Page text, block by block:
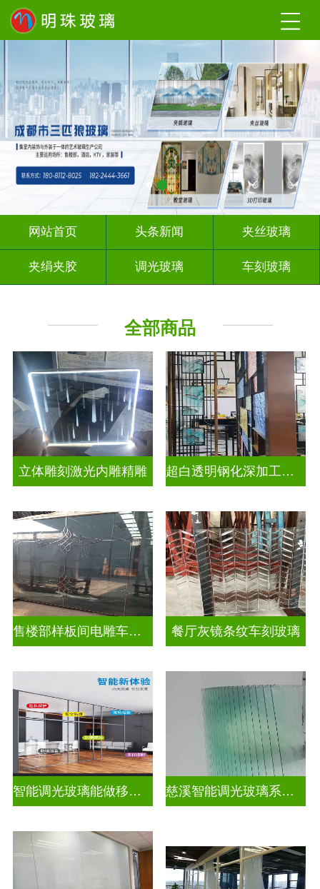
网站首页 头条新闻 夹丝玻璃
夹绢夹胶 调光玻璃 车刻玻璃
全部商品
立体雕刻激光内雕精雕 超白透明钢化深加工激光内雕发光艺术玻璃
售楼部样板间电雕车刻玻璃 餐厅灰镜条纹车刻玻璃
智能调光玻璃能做移动电源吗 慈溪智能调光玻璃系统隔断拆装